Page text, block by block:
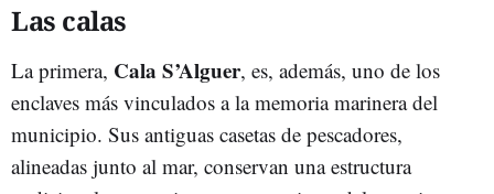
Las calas
La primera, Cala S’Alguer, es, además, uno de los
enclaves más vinculados a la memoria marinera del
municipio. Sus antiguas casetas de pescadores,
alineadas junto al mar, conservan una estructura